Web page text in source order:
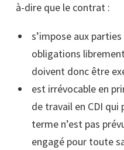
à-dire que le contrat :
s’impose aux
obligations
doivent donc être
est irrévocable en
de travail en CDI
terme n’est pas
engagé pour toute